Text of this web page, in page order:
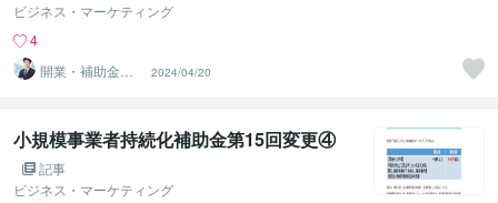
ビジネス・マーケティング
4
開業・補助金サ
ポートセンター
2024/04/20
小規模事業者持続化補助金第15回変更④
記事
ビジネス・マーケティング